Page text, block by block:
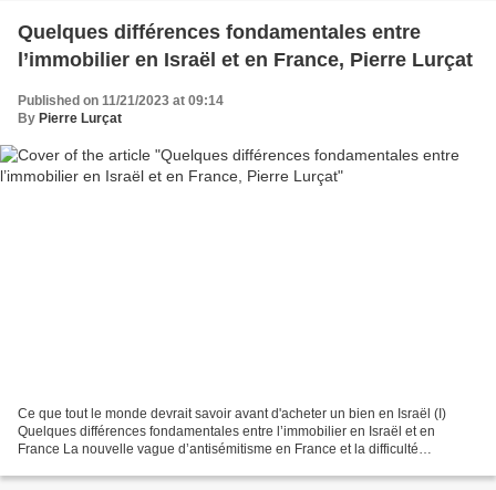
Quelques différences fondamentales entre
l’immobilier en Israël et en France, Pierre Lurçat
Published on 11/21/2023 at 09:14
By Pierre Lurçat
Ce que tout le monde devrait savoir avant d'acheter un bien en Israël (I)
Quelques différences fondamentales entre l’immobilier en Israël et en
France La nouvelle vague d’antisémitisme en France et la difficulté